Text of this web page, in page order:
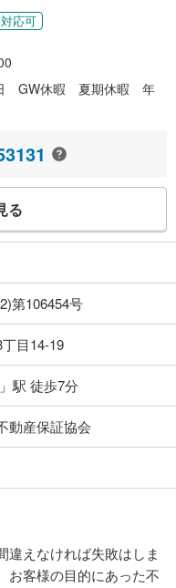
応可
GW休暇 夏期休暇 年
る
第106454号
目14-19
駅 徒歩7分
産保証協会
違えなければ失敗はしま
お客様の目的にあった不